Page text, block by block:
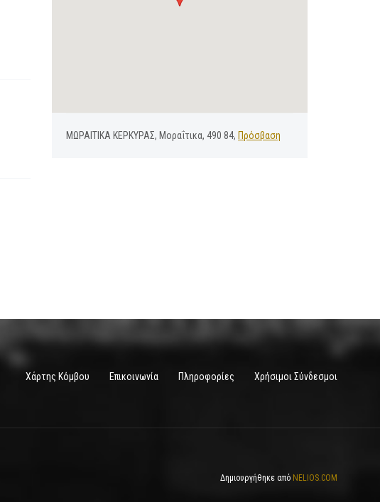
ΜΩΡΑΙΤΙΚΑ ΚΕΡΚΥΡΑΣ, Μοραΐτικα, 490 84, Πρόσβαση
Χάρτης Κόμβου Επικοινωνία Πληροφορίες Χρήσιμοι Σύνδεσμοι
Δημιουργήθηκε από NELIOS.COM